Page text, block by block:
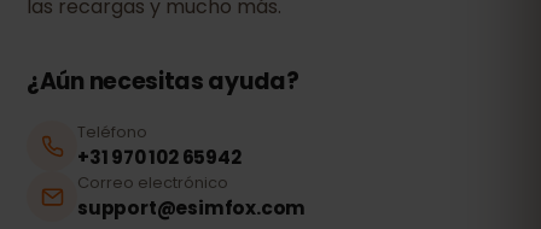
las recargas y mucho más.
¿Aún necesitas ayuda?
Teléfono
+31 970 102 65942
Correo electrónico
support@esimfox.com